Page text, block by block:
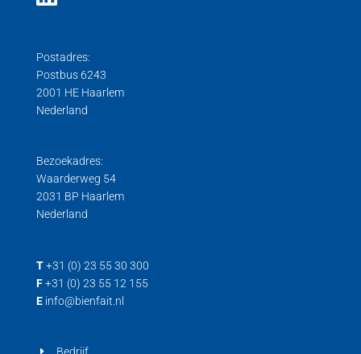
Postadres:
Postbus 6243
2001 HE Haarlem
Nederland
Bezoekadres:
Waarderweg 54
2031 BP Haarlem
Nederland
T +31 (0) 23 55 30 300
F +31 (0) 23 55 12 155
E info@bienfait.nl